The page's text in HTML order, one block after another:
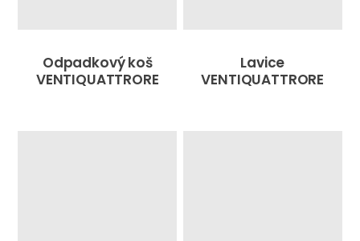
Odpadkový koš
VENTIQUATTRORE
Lavice
VENTIQUATTRORE